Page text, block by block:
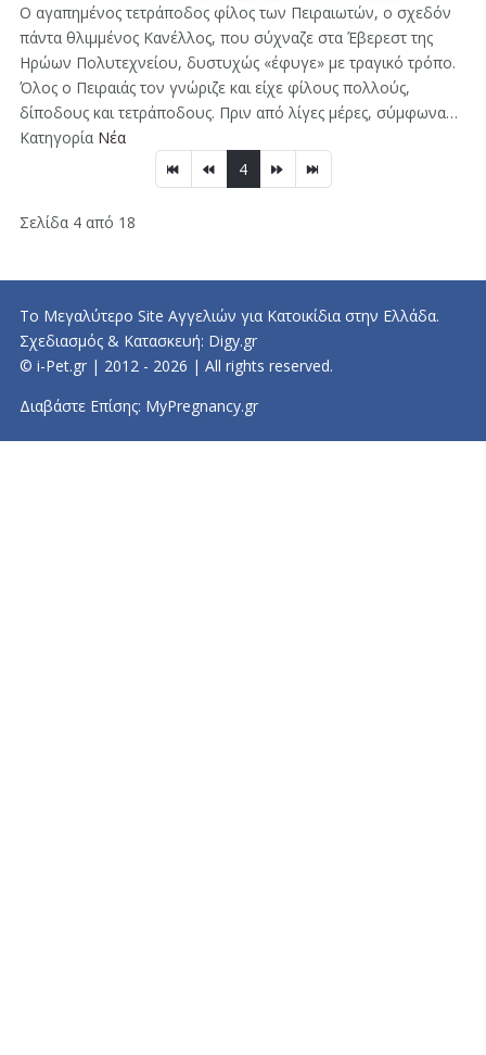
Ο αγαπημένος τετράποδος φίλος των Πειραιωτών, ο σχεδόν
πάντα θλιμμένος Κανέλλος, που σύχναζε στα Έβερεστ της
Ηρώων Πολυτεχνείου, δυστυχώς «έφυγε» με τραγικό τρόπο.
Όλος ο Πειραιάς τον γνώριζε και είχε φίλους πολλούς,
δίποδους και τετράποδους. Πριν από λίγες μέρες, σύμφωνα…
Κατηγορία Νέα
4
Σελίδα 4 από 18
Το Μεγαλύτερο Site Αγγελιών για Κατοικίδια στην Ελλάδα.
Σχεδιασμός & Κατασκευή: Digy.gr
© i-Pet.gr | 2012 - 2026 | All rights reserved.
Διαβάστε Επίσης: MyPregnancy.gr